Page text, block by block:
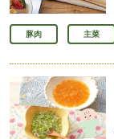
豚肉 主菜